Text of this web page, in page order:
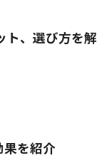
ト、選び方を解
果を紹介